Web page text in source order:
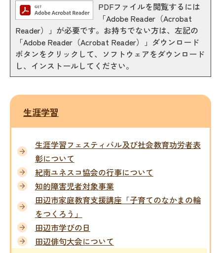
PDFファイルを閲覧するには
「Adobe Reader（Acrobat
Reader）」が必要です。お持ちでない方は、左記の
「Adobe Reader（Acrobat Reader）」ダウンロード
ボタンをクリックして、ソフトウェアをダウンロード
し、インストールしてください。
生涯学習
生涯学習フェスティバル及び社会教育功労者表
彰について
紀南ユネスコ協会の行事について
知的障害児者対象事業
田辺市家庭教育支援講座「子育てのなかまの輪
をつくろう」
田辺市学びの日
田辺俳句大会について